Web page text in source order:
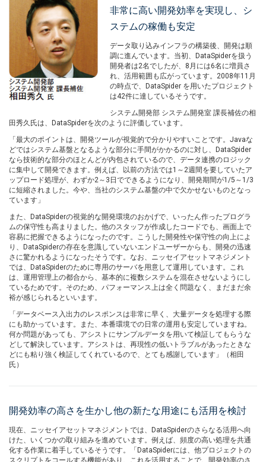
非常に高い開発効率を実現し、シ
ステムの稼働も安定
データ取り込みインフラの構築後、開発は順
調に進んでいます。当初、DataSpiderを扱う
開発者は2名でしたが、8月には6名に増員さ
れ、活用範囲も広がっています。2008年11月
の時点で、DataSpider を用いたプロジェクト
は42件に達しているそうです。
システム開発部 システム開発室 課長補佐の相
田秀久氏は、DataSpiderを次のように評価しています。
「最大のポイントは、開発ツールが視覚的で分かりやすいことです。Javaな
どではシステム基盤となるような部分に手間がかかるのに対し、DataSpider
なら技術的な部分のほとんどが内包されているので、データ連携のロジック
に集中して開発できます。例えば、以前の方法では1～2週間を要していたア
ップロード処理が、わずか2～3日でできるようになり、開発期間が1/5～1/3
に短縮されました。今や、当社のシステム基盤の中で欠かせないものとなっ
ています」
また、DataSpiderの視覚的な開発環境のおかげで、いったん作ったプログラ
ムの保守性も高まりました。他のスタッフが作成したコードでも、画面上で
容易に把握できるようになったのです。こうした開発性や保守性の向上によ
り、DataSpiderの存在を意識していないエンドユーザーからも、開発の迅速
さに驚かれるようになったそうです。なお、ニッセイアセットマネジメント
では、DataSpiderのために専用のサーバを用意して運用しています。これ
は、運用管理上の都合から、基本的に複数システムを混在させないようにし
ているためです。そのため、パフォーマンス上は全く問題なく、まだまだ余
裕が感じられるといいます。
「データベース入出力のレスポンスは非常に早く、大量データを処理する際
にも助かっています。また、本番環境での日常の運用も安定していますね。
何か問題があっても、アシストにサンプルデータを用いて検証してもらうな
どして解決しています。アシストは、再現性の低いトラブルがあったときな
どにも粘り強く検証してくれているので、とても感謝しています」（相田
氏）
開発効率の高さを生かし他の新たな用途にも活用を検討
現在、ニッセイアセットマネジメントでは、DataSpiderのさらなる活用へ向
けた、いくつかの取り組みを進めています。例えば、頻度の高い処理を共通
化する作業に着手しているそうです。「DataSpiderには、他プロジェクトの
スクリプトをコールする機能があり、これを活用することで、開発効率のさ